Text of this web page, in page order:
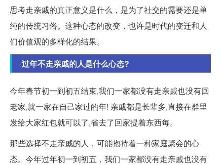
思考走亲戚的真正意义是什么，是为了社交的需要还是单
纯的传统习俗。这种心态的改变，也许是时代的变迁和人
们价值观的多样化的结果。
过年不走亲戚的人是什么心态?
今年春节初一到初五结束,我们一家都没有走亲戚也没有回
老家,就一家在自己家过的年! 亲戚都是长辈多,直接在群里
发给大家红包就可以了,省去了回家提着东西每。
那些选择不走亲戚的人，可能抱持着一种家庭聚会的心
态。今年过年初一到初五，我们一家都没有走亲戚也没有